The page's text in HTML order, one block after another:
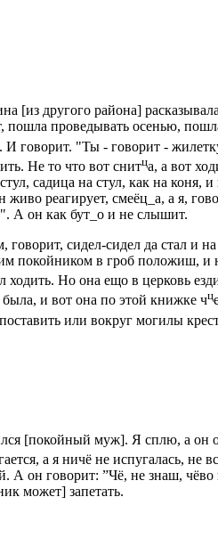
[из другого района]
пошла проведывать осенью,
говорит. "Ты - говорит -
Не то что вот снитца, а вот
садица на стул, как на
живо реагирует, смеёц_а, а я,
А он как бут_о и не слышит.
говорит, сидел-сидел да стал и
покойником в гроб положиш, и
ходить. Но она ещо в церковь
и вот она по этой книжке чц
или вокруг могилы
[покойный муж]. Я сплю, а он
а я ничё не испугалась, не
А он говорит: ”Чё, не знаш, чёво
может] запетать.